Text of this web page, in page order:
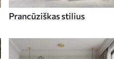
Prancūziškas stilius